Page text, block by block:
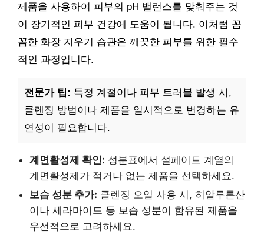
제품을 사용하여 피부의 pH 밸런스를 맞춰주는 것
이 장기적인 피부 건강에 도움이 됩니다. 이처럼 꼼
꼼한 화장 지우기 습관은 깨끗한 피부를 위한 필수
적인 과정입니다.
전문가 팁: 특정 계절이나 피부 트러블 발생 시,
클렌징 방법이나 제품을 일시적으로 변경하는 유
연성이 필요합니다.
계면활성제 확인: 성분표에서 설페이트 계열의
계면활성제가 적거나 없는 제품을 선택하세요.
보습 성분 추가: 클렌징 오일 사용 시, 히알루론산
이나 세라마이드 등 보습 성분이 함유된 제품을
우선적으로 고려하세요.